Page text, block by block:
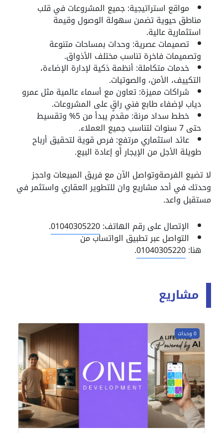
مواقع استراتيجية: جميع المشروعات في قلب
مناطق حيوية تضمن سهولة الوصول وقيمة
استثمارية عالية.
تصميمات عصرية: وحدات بمساحات متنوعة
وتصميمات فاخرة تناسب مختلف الأذواق.
خدمات متكاملة: أنظمة ذكية لإدارة الإضاءة،
التكييف، الأمن، والصوتيات.
شراكات مميزة: تعاون مع أسماء عالمية مثل عمرو
دياب لإضفاء طابع فني راقٍ على المشروعات.
خطط سداد مرنة: مقدم يبدأ من 5% وتقسيط
حتى 7 سنوات لتناسب جميع العملاء.
عائد استثماري مرتفع: فرص قوية لتحقيق أرباح
طويلة الأجل من الإيجار أو إعادة البيع.
لا تضيع الفرصةوتواصل الآن مع فريق المبيعات واحجز
وحدتك في أحد مشاريع وان للتطوير العقاري واستثمر في
مستقبل واعد.
الإتصال على رقم الهاتف:01040305220
.
التواصل عبر تطبيق الواتساب من
هنا:01040305220
.
مشاريع
0 وحدات